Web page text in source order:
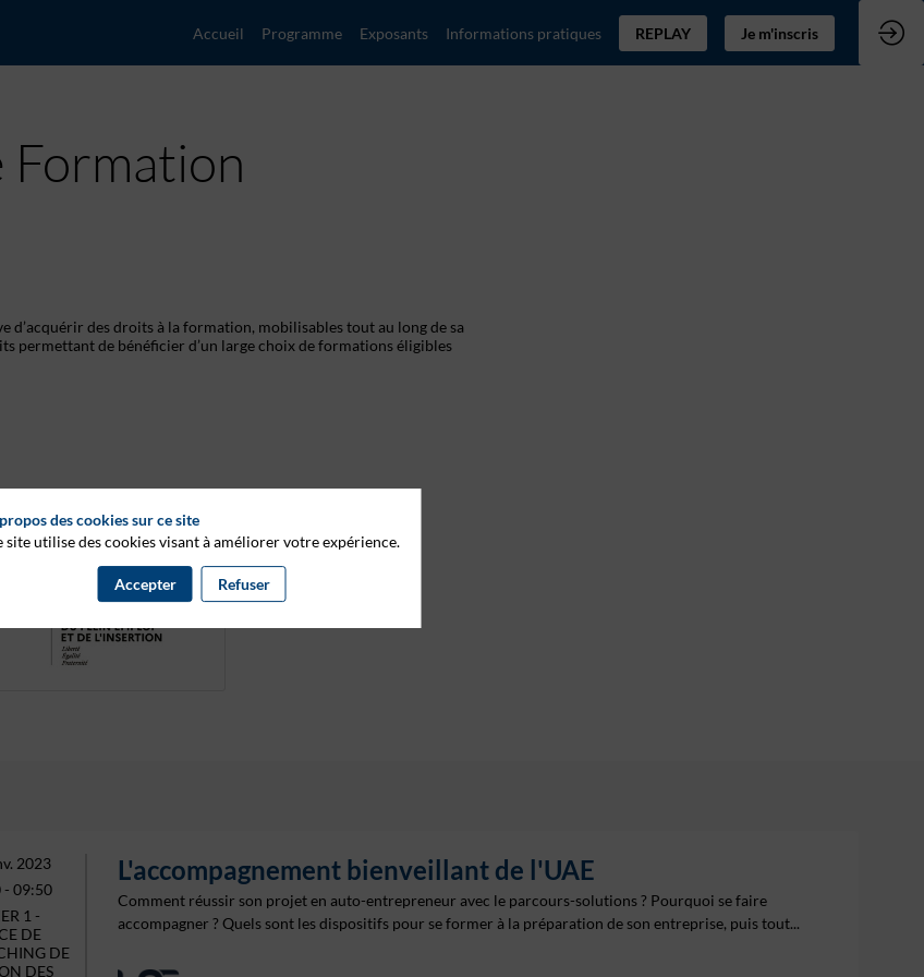
Accueil Programme Exposants Informations pratiques REPLAY Je m'inscris
Formation
des droits à la formation, mobilisables tout au long de sa
permettant de bénéficier d’un large choix de formations éligibles
2023
- 09:50
1 -
DE
DE
DES
L'accompagnement bienveillant de l'UAE
Comment réussir son projet en auto-entrepreneur avec le parcours-solutions ? Pourquoi se faire
accompagner ? Quels sont les dispositifs pour se former à la préparation de son entreprise, puis tout...
des cookies sur ce site
site utilise des cookies visant à améliorer votre expérience.
Accepter Refuser